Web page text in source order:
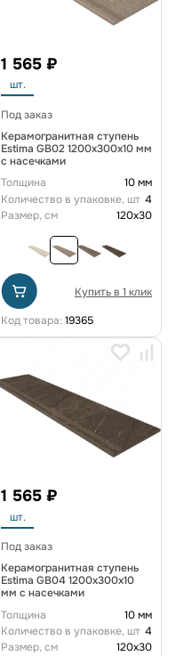
1 565 ₽
шт.
Под заказ
Керамогранитная ступень
Estima GB02 1200x300x10 мм
с насечками
Толщина
10 мм
Количество в упаковке, шт 4
Размер, см
120x30
Купить в 1 клик
Код товара: 19365
1 565 ₽
шт.
Под заказ
Керамогранитная ступень
Estima GB04 1200x300x10
мм с насечками
Толщина
10 мм
Количество в упаковке, шт 4
Размер, см
120x30